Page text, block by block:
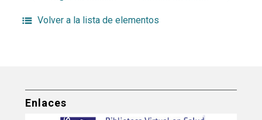
Volver a la lista de elementos
Enlaces